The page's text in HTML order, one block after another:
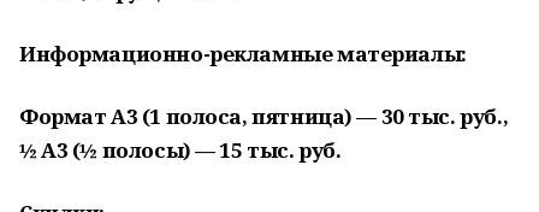
Информационно-рекламные материалы:
Формат А3 (1 полоса, пятница) — 30 тыс. руб.,
½ А3 (½ полосы) — 15 тыс. руб.